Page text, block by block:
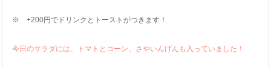
※ +200円でドリンクとトーストがつきます！
今日のサラダには、トマトとコーン、さやいんげんも入っていました！